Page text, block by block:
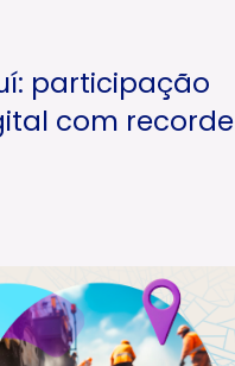
participação
com recorde